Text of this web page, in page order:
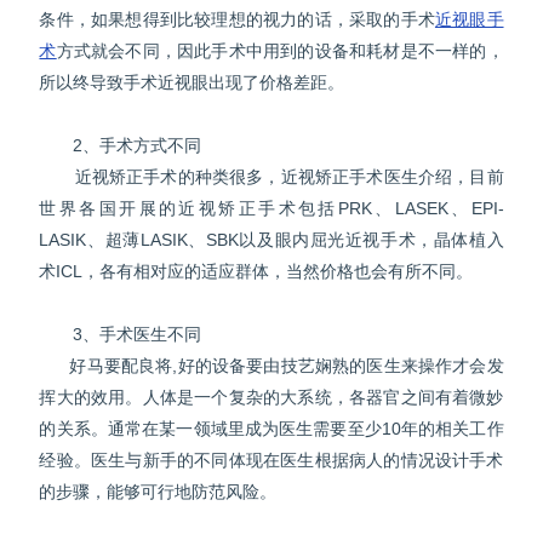
条件，如果想得到比较理想的视力的话，采取的手术近视眼手
术方式就会不同，因此手术中用到的设备和耗材是不一样的，
所以终导致手术近视眼出现了价格差距。
2、手术方式不同
近视矫正手术的种类很多，近视矫正手术医生介绍，目前
世界各国开展的近视矫正手术包括PRK、LASEK、EPI-
LASIK、超薄LASIK、SBK以及眼内屈光近视手术，晶体植入
术ICL，各有相对应的适应群体，当然价格也会有所不同。
3、手术医生不同
好马要配良将,好的设备要由技艺娴熟的医生来操作才会发
挥大的效用。人体是一个复杂的大系统，各器官之间有着微妙
的关系。通常在某一领域里成为医生需要至少10年的相关工作
经验。医生与新手的不同体现在医生根据病人的情况设计手术
的步骤，能够可行地防范风险。